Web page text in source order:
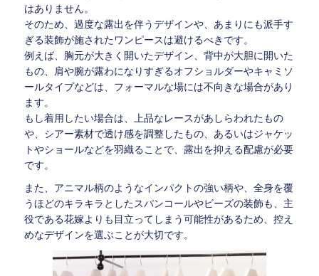
はありません。
そのため、過度な露出を伴うデザインや、あまりにも派手す
ぎる装飾が施されたワンピースは避けるべきです。
例えば、胸元が大きく開いたデザイン、背中が大胆に開いた
もの、肩や腕が露わになりすぎるオフショルダーやキャミソ
ールタイプなどは、フォーマルな場には不向きな場合があり
ます。
もし着用したい場合は、上品なレースがあしらわれたもの
や、シアー素材で透け感を調整したもの、あるいはジャケッ
トやショールなどを羽織ることで、露出を抑える配慮が必要
です。
また、アニマル柄のようなインパクトの強い柄や、全身を覆
うほどのキラキラとしたスパンコールやビーズの装飾も、主
役である花嫁よりも目立ってしまう可能性があるため、控え
めなデザインを選ぶことが大切です。